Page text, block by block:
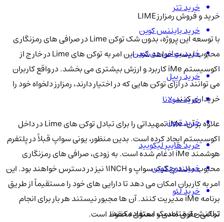
خرید و فروش رمزارز LIME
با توسعه این پروژه، بدون شک توکن Lime در صرافی های رمزنگاری
محبوب لیست خواهد شد. این امر به توکن های Lime در خارج از
اکوسیستم iMe کاربرد و ارزش بیشتری می بخشد. در واقع کاربران
می توانند در ازای توکن هایی که در اختیار دارند، رمزارز دلخواه خود را
خریداری کنند.
علاوه بر آن، iMe تمهیداتی را برای تبادل توکن های Lime در داخل
اکوسیستم ایجاد کرده است. بدین منظور، یونی سواپ قبلاً در پلتفرم
هوشمند iMe ادغام شده است. به زودی، صرافی های رمزنگاری
محبوب مانند پنکیک سواپ و 1INCH نیز در دسترس خواهند بود. این
امر به کاربران امکان می دهد تا دارایی های خود را مستقیماً از طریق
برنامه iMe مدیریت کنند. آن ها مجبور نیستند هر بار برای انجام
تراکنش از متامسک استفاده کنند.
خرید تتر
خرید بایننس کوین
خرید یو اس دی کوین
خرید ریپل
خرید سولانا
خرید ترون
خرید هایپر لیکویید
خرید دوج کوین
خرید لئو
تمامی حقوق مادی و معنوی محفوظ است.